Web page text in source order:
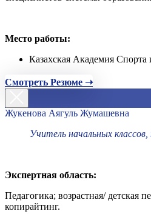
Место работы:
Казахская Академия
Смотреть Резюме ➝
Жукенова Аягуль Жумашевна
Учитель начальных классов,
Экспертная область:
Педагогика; возрастная/ детская
копирайтинг.